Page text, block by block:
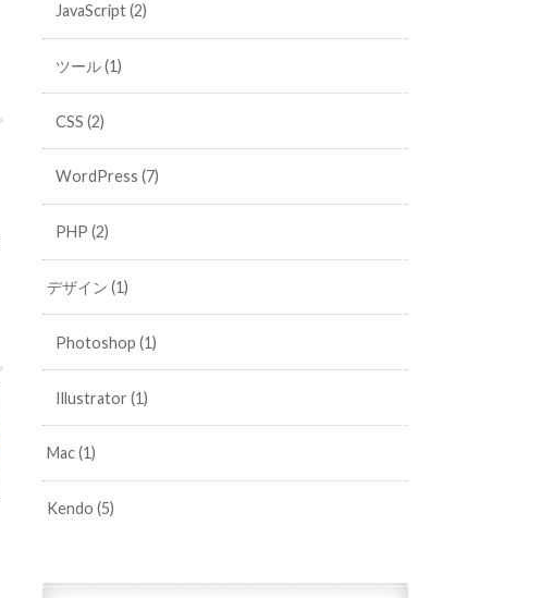
JavaScript(2)
ツール(1)
CSS (2)
WordPress (7)
PHP (2)
デザイン(1)
Photoshop (1)
Illustrator (1)
Mac(1)
Kendo(5)